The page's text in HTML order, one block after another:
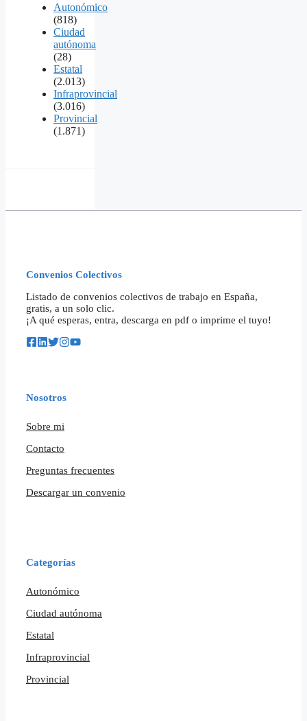
Autonómico
(818)
Ciudad
autónoma
(28)
Estatal
(2.013)
Infraprovincial
(3.016)
Provincial
(1.871)
Convenios Colectivos
Listado de convenios colectivos de trabajo en España,
gratis, a un solo clic.
¡A qué esperas, entra, descarga en pdf o imprime el tuyo!
Nosotros
Sobre mi
Contacto
Preguntas frecuentes
Descargar un convenio
Categorías
Autonómico
Ciudad autónoma
Estatal
Infraprovincial
Provincial